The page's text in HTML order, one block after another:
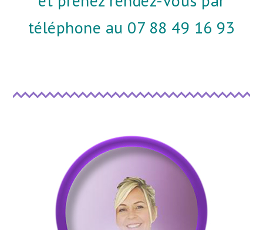
téléphone au 07 88 49 16 93